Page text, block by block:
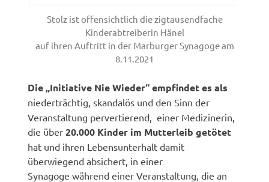
Stolz ist offensichtlich die zigtausendfache
Kinderabtreiberin Hänel
auf ihren Auftritt in der Marburger Synagoge am
8.11.2021
Die „Initiative Nie Wieder“ empfindet es als
niederträchtig, skandalös und den Sinn der
Veranstaltung pervertierend, einer Medizinerin,
die über 20.000 Kinder im Mutterleib getötet
hat und ihren Lebensunterhalt damit
überwiegend absichert, in einer
Synagoge während einer Veranstaltung, die an